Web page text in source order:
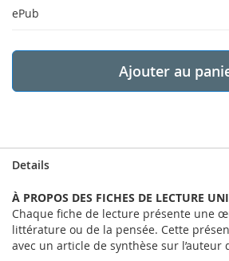
ePub
Ajouter au
Details
À PROPOS DES FICHES DE LECTURE
Chaque fiche de lecture présente une
littérature ou de la pensée. Cette
avec un article de synthèse sur l’auteur